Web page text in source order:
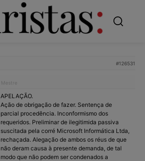
#126531
Mestre
APELAÇÃO.
Ação de obrigação de fazer. Sentença de
parcial procedência. Inconformismo dos
requeridos. Preliminar de ilegitimida passiva
suscitada pela corré Microsoft Informática Ltda,
rechaçada. Alegação de ambos os réus de que
não deram causa à presente demanda, de tal
modo que não podem ser condenados a